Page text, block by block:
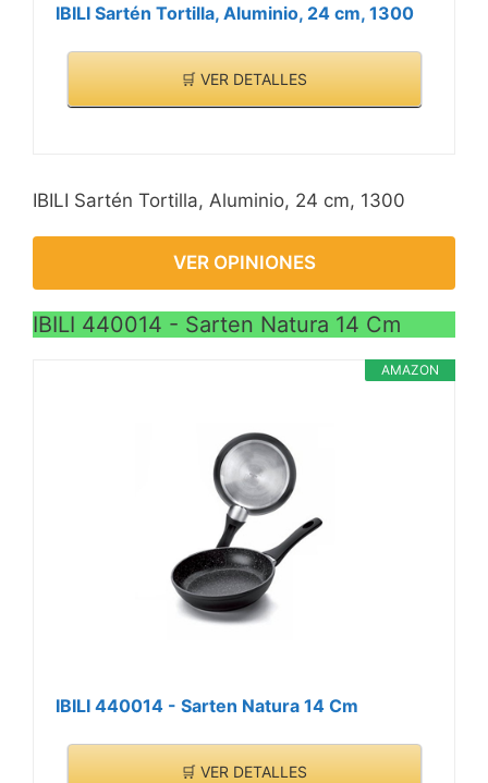
IBILI Sartén Tortilla, Aluminio, 24 cm, 1300
🛒 VER DETALLES
IBILI Sartén Tortilla, Aluminio, 24 cm, 1300
VER OPINIONES
IBILI 440014 - Sarten Natura 14 Cm
AMAZON
IBILI 440014 - Sarten Natura 14 Cm
🛒 VER DETALLES